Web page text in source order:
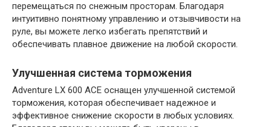
перемещаться по снежным просторам. Благодаря
интуитивно понятному управлению и отзывчивости на
руле, вы можете легко избегать препятствий и
обеспечивать плавное движение на любой скорости.
Улучшенная система торможения
Adventure LX 600 ACE оснащен улучшенной системой
торможения, которая обеспечивает надежное и
эффективное снижение скорости в любых условиях.